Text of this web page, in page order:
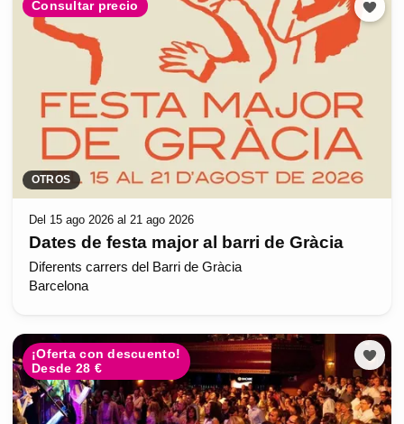
Consultar precio
OTROS
Del 15 ago 2026 al 21 ago 2026
Dates de festa major al barri de Gràcia
Diferents carrers del Barri de Gràcia
Barcelona
¡Oferta con descuento!
Desde 28 €